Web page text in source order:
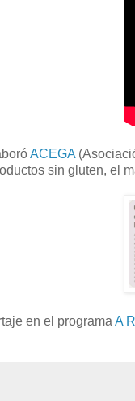
ACEGA
sin gluten, el
en el programa A